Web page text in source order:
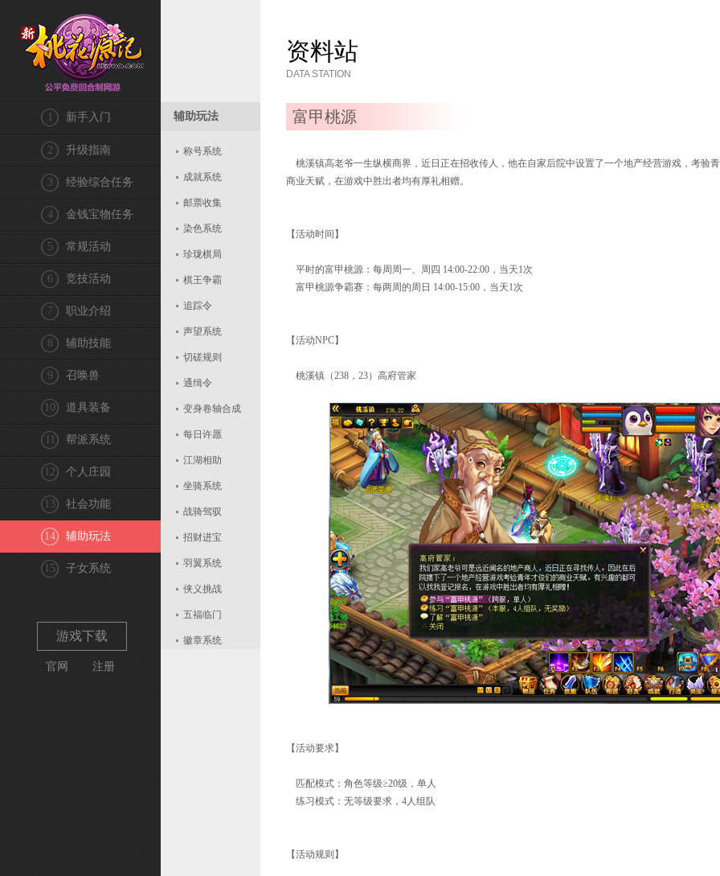
新手入门
1
升级指南
2
经验综合任务
3
金钱宝物任务
4
常规活动
5
竞技活动
6
职业介绍
7
辅助技能
8
召唤兽
9
道具装备
10
帮派系统
11
个人庄园
12
社会功能
13
辅助玩法
14
子女系统
15
游戏下载
官网 注册
辅助玩法
称号系统
成就系统
邮票收集
染色系统
珍珑棋局
棋王争霸
追踪令
声望系统
切磋规则
通缉令
变身卷轴合成
每日许愿
江湖相助
坐骑系统
战骑驾驭
招财进宝
羽翼系统
侠义挑战
五福临门
徽章系统
资料站
DATA STATION
富甲桃源
桃溪镇高老爷一生纵横商界，近日正在招收传人，他在自家后院中设置了一个地产经营游戏，考验
商业天赋，在游戏中胜出者均有厚礼相赠。
【活动时间】
平时的富甲桃源：每周周一、周四 14:00-22:00，当天1次
富甲桃源争霸赛：每两周的周日 14:00-15:00，当天1次
【活动NPC】
桃溪镇（238，23）高府管家
【活动要求】
匹配模式：角色等级≥20级，单人
练习模式：无等级要求，4人组队
【活动规则】